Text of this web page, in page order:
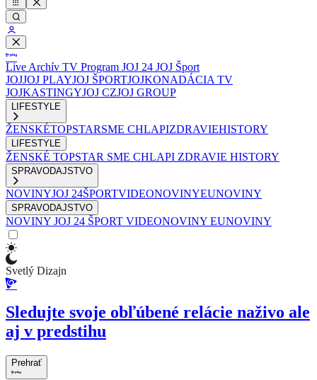
Live Archív TV Program JOJ 24 JOJ Šport
JOJJOJ PLAYJOJ ŠPORTJOJKONADÁCIA TV
JOJKASTINGYJOJ CZJOJ GROUP
LIFESTYLE
ŽENSKÉTOPSTARSME CHLAPIZDRAVIEHISTORY
LIFESTYLE
ŽENSKÉ TOPSTAR SME CHLAPI ZDRAVIE HISTORY
SPRAVODAJSTVO
NOVINYJOJ 24ŠPORTVIDEONOVINYEUNOVINY
SPRAVODAJSTVO
NOVINY JOJ 24 ŠPORT VIDEONOVINY EUNOVINY
Svetlý Dizajn
Sledujte svoje obľúbené relácie naživo ale
aj v predstihu
Prehrať